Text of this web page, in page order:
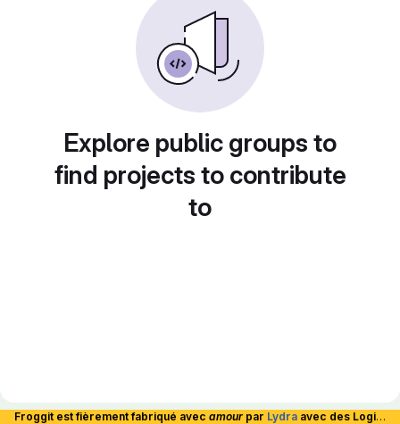
Explore public groups to
find projects to contribute
to
Froggit est fièrement fabriqué avec amour par Lydra avec des Logiciels Libres et hébergé en